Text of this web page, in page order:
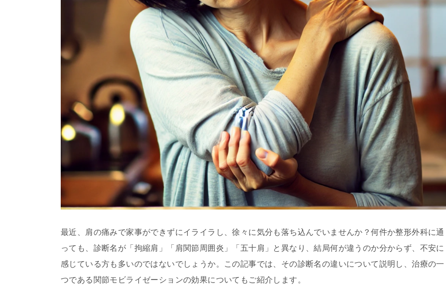
最近、肩の痛みで家事ができずにイライラし、徐々に気分も落ち込んでいませんか？何件か整形外科に通
っても、診断名が「拘縮肩」「肩関節周囲炎」「五十肩」と異なり、結局何が違うのか分からず、不安に
感じている方も多いのではないでしょうか。この記事では、その診断名の違いについて説明し、治療の一
つである関節モビライゼーションの効果についてもご紹介します。